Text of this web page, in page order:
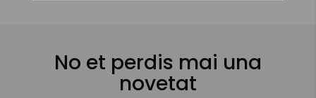
No et perdis mai una
novetat